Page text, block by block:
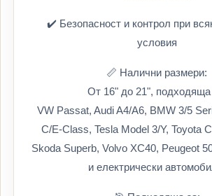
✔️ Безопасност и контрол при
условия
📏 Налични размери:
От 16" до 21", подходяща
VW Passat, Audi A4/A6, BMW 3/5
C/E-Class, Tesla Model 3/Y, Toyota
Skoda Superb, Volvo XC40, Peugeot
и електрически